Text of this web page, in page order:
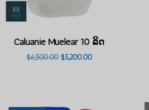
Caluanie Muelear 10 ລິດ
$6,500.00 ລາຄາ
$5,200.00ລາຄາ